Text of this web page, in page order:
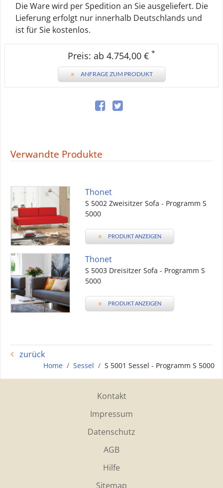
Die Ware wird per Spedition an Sie ausgeliefert. Die
Lieferung erfolgt nur innerhalb Deutschlands und
ist für Sie kostenlos.
Preis: ab 4.754,00 € *
» ANFRAGE ZUM PRODUKT
Verwandte Produkte
Thonet
S 5002 Zweisitzer Sofa - Programm S
5000
» PRODUKT ANZEIGEN
Thonet
S 5003 Dreisitzer Sofa - Programm S
5000
» PRODUKT ANZEIGEN
zurück
Home Sessel S 5001 Sessel - Programm S 5000
Kontakt
Impressum
Datenschutz
AGB
Hilfe
Sitemap